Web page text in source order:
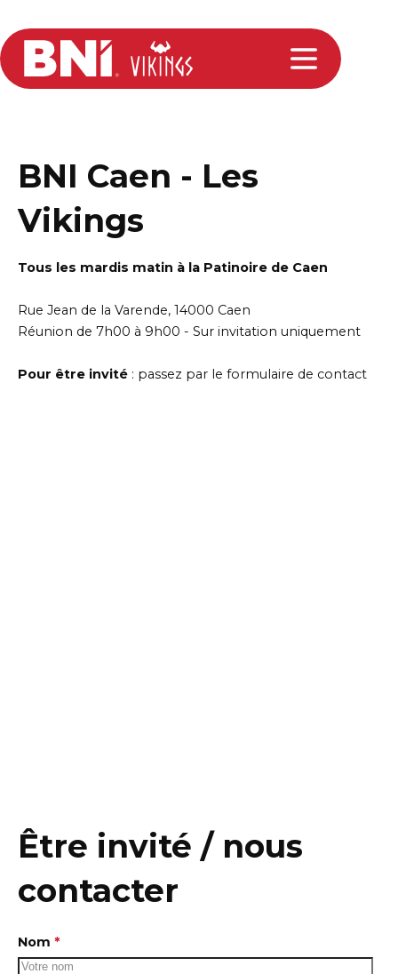
BNI Caen - Les
Vikings
Tous les mardis matin à la Patinoire de Caen
Rue Jean de la Varende, 14000 Caen
Réunion de 7h00 à 9h00 - Sur invitation uniquement
Pour être invité : passez par le formulaire de contact
Être invité /nous
contacter
Nom *